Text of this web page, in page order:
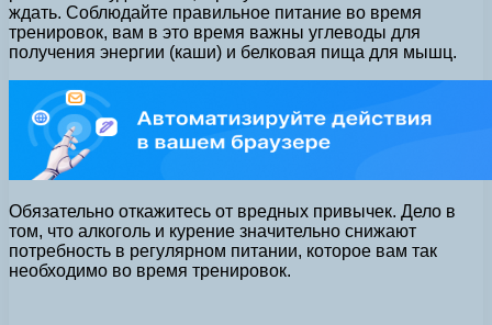
ждать. Соблюдайте правильное питание во время
тренировок, вам в это время важны углеводы для
получения энергии (каши) и белковая пища для мышц.
Обязательно откажитесь от вредных привычек. Дело в
том, что алкоголь и курение значительно снижают
потребность в регулярном питании, которое вам так
необходимо во время тренировок.